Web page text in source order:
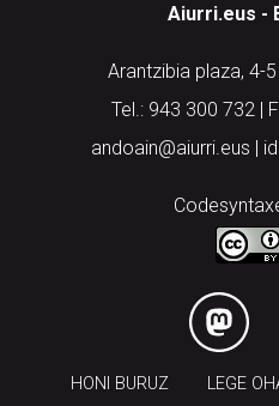
Aiurri.eus -
Arantzibia plaza, 4-
Tel.: 943 300 732 |
andoain@aiurri.eus |
HONI BURUZ LEGE